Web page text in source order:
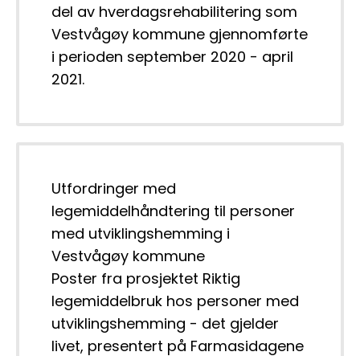
del av hverdagsrehabilitering som
Vestvågøy kommune gjennomførte
i perioden september 2020 - april
2021.
Utfordringer med
legemiddelhåndtering til personer
med utviklingshemming i
Vestvågøy kommune
Poster fra prosjektet Riktig
legemiddelbruk hos personer med
utviklingshemming - det gjelder
livet, presentert på Farmasidagene